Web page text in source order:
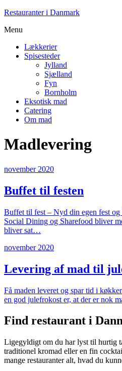
Restauranter i Danmark
Menu
Lækkerier
Spisesteder
Jylland
Sjælland
Fyn
Bornholm
Eksotisk mad
Catering
Om mad
Madlevering
november 2020
Buffet til festen
Buffet til fest – Nyd din egen fest
Social Dining og Sharefood bliver
bliver sat…
november 2020
Levering af mad til
Få maden leveret og spar tid i
en god julefrokost er, at der er nok
Find restaurant i
Ligegyldigt om du har lyst til hurtig
traditionel kromad eller en fin
mange restauranter alt, hvad du